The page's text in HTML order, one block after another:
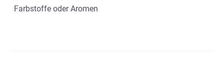
Farbstoffe oder Aromen